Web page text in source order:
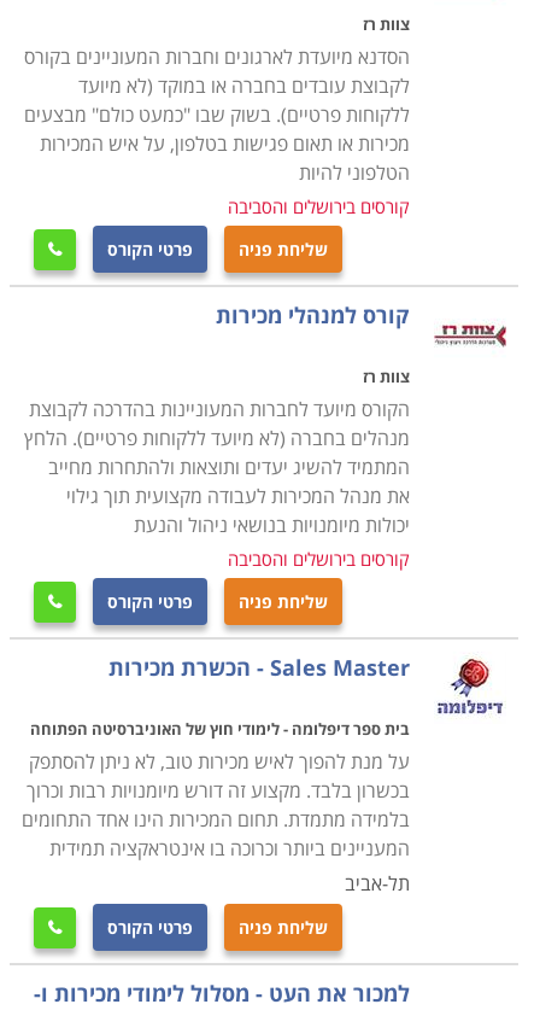
צוות רז
הסדנא מיועדת לארגונים וחברות המעוניינים בקורס
לקבוצת עובדים בחברה או במוקד (לא מיועד
ללקוחות פרטיים). בשוק שבו "כמעט כולם" מבצעים
מכירות או תאום פגישות בטלפון, על איש המכירות
הטלפוני להיות
קורסים בירושלים והסביבה
שליחת פניה פרטי הקורס 
קורס למנהלי מכירות
צוות רז
הקורס מיועד לחברות המעוניינות בהדרכה לקבוצת
מנהלים בחברה (לא מיועד ללקוחות פרטיים). הלחץ
המתמיד להשיג יעדים ותוצאות ולהתחרות מחייב
את מנהל המכירות לעבודה מקצועית תוך גילוי
יכולות מיומנויות בנושאי ניהול והנעת
קורסים בירושלים והסביבה
שליחת פניה פרטי הקורס 
Sales Master - הכשרת מכירות
בית ספר דיפלומה - לימודי חוץ של האוניברסיטה הפתוחה
על מנת להפוך לאיש מכירות טוב, לא ניתן להסתפק
בכשרון בלבד. מקצוע זה דורש מיומנויות רבות וכרוך
בלמידה מתמדת. תחום המכירות הינו אחד התחומים
המעניינים ביותר וכרוכה בו אינטראקציה תמידית
תל-אביב
שליחת פניה פרטי הקורס 
למכור את העט - מסלול לימודי מכירות ו-